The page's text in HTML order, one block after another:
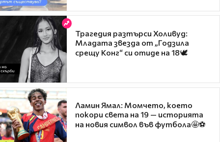
Трагедия разтърси Холивуд:
Младата звезда от „Годзила
срещу Конг“ си отиде на 18🕊️
Ламин Ямал: Момчето, което
покори света на 19 — историята
на новия символ във футбола🤩⚽